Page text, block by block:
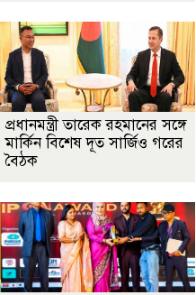
প্রধানমন্ত্রী তারেক রহমানের সঙ্গে
মার্কিন বিশেষ দূত সার্জিও গরের
বৈঠক